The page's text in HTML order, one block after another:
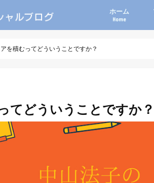
ホーム
Home
を積むってどういうことですか？
てどういうことですか？